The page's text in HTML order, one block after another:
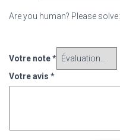
Are you human? Please solve:
Votre note*
Votre avis *